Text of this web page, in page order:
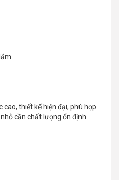
cao, thiết kế hiện đại, phù hợp
cần chất lượng ổn định.